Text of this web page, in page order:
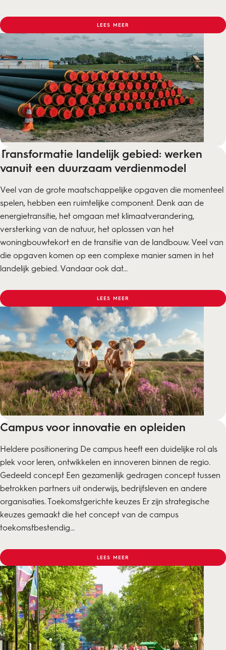
LEES MEER
Transformatie landelijk gebied: werken
vanuit een duurzaam verdienmodel
Veel van de grote maatschappelijke opgaven die momenteel
spelen, hebben een ruimtelijke component. Denk aan de
energietransitie, het omgaan met klimaatverandering,
versterking van de natuur, het oplossen van het
woningbouwtekort en de transitie van de landbouw. Veel van
die opgaven komen op een complexe manier samen in het
landelijk gebied. Vandaar ook dat...
LEES MEER
Campus voor innovatie en opleiden
Heldere positionering De campus heeft een duidelijke rol als
plek voor leren, ontwikkelen en innoveren binnen de regio.
Gedeeld concept Een gezamenlijk gedragen concept tussen
betrokken partners uit onderwijs, bedrijfsleven en andere
organisaties. Toekomstgerichte keuzes Er zijn strategische
keuzes gemaakt die het concept van de campus
toekomstbestendig...
LEES MEER